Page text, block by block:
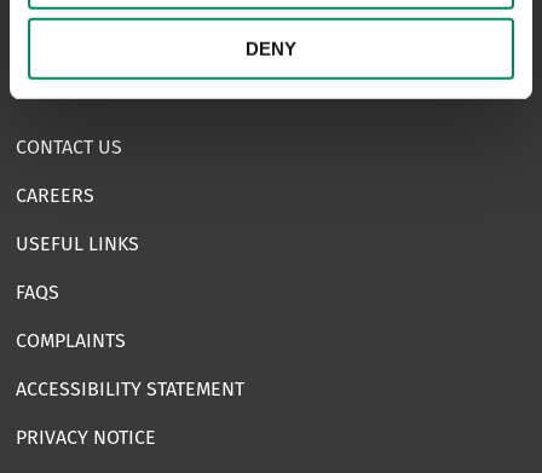
DENY
CONTACT US
CAREERS
USEFUL LINKS
FAQS
COMPLAINTS
ACCESSIBILITY STATEMENT
PRIVACY NOTICE